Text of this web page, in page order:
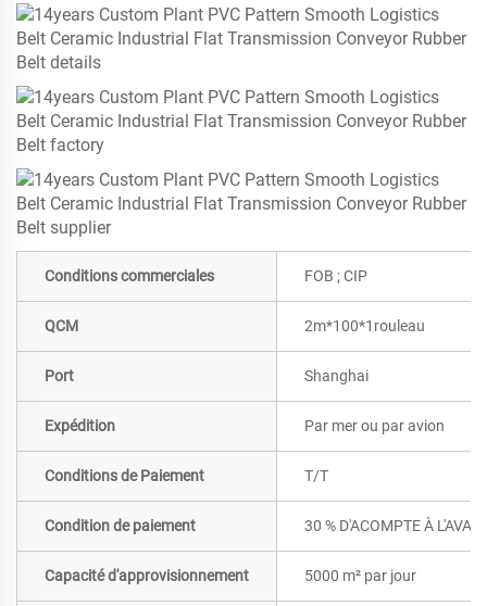
Conditions commerciales FOB ; CIP
QCM 2m*100*1rouleau
Port Shanghai
Expédition Par mer ou par avion
Conditions de Paiement T/T
Condition de paiement 30 % D'ACOMPTE À
Capacité d'approvisionnement 5000 m² par jour